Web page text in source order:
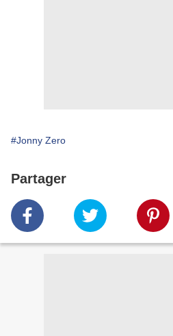
#Jonny Zero
Partager